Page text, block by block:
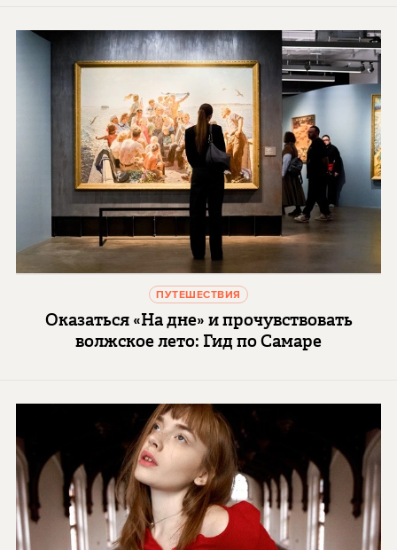
ПУТЕШЕСТВИЯ
Оказаться «На дне» и прочувствовать
волжское лето: Гид по Самаре